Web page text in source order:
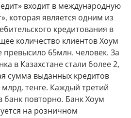
входит в международную
которая является одним из
кредитования в
количество клиентов Хоум
65млн. человек. За
в Казахстане стали более 2,
сумма выданных кредитов
млрд. тенге. Каждый третий
банк повторно. Банк Хоум
на розничном